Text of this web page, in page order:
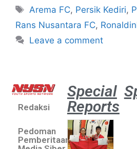
Arema FC, Persik Kediri,
Rans Nusantara FC,
Leave a comment
Redaksi
Pedoman
Pemberitaan
Special
Reports